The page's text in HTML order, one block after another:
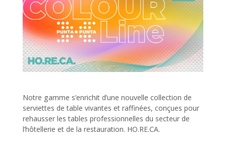
Notre gamme s’enrichit d’une nouvelle collection de
serviettes de table vivantes et raffinées, conçues pour
rehausser les tables professionnelles du secteur de
l’hôtellerie et de la restauration. HO.RE.CA.